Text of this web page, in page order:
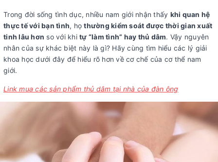
Trong đời sống tình dục, nhiều nam giới nhận thấy khi quan hệ
thực tế với bạn tình, họthường kiểm soát được thời gian xuất
tinh lâu hơn so với khi tự “làm tình” hay thủ dâm. Vậy nguyên
nhân của sự khác biệt này là gì? Hãy cùng tìm hiểu các lý giải
khoa học dưới đây để hiểu rõ hơn về cơ chế của cơ thể nam
giới.
Link mua các sản phẩm thủ dâm tại nhà của đàn ông